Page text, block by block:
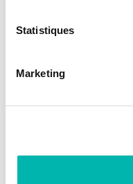
Statistiques
Marketing